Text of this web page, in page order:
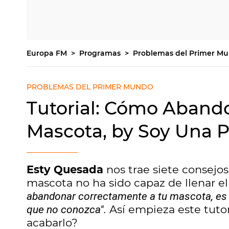
Europa FM Programas Problemas del Primer
PROBLEMAS DEL PRIMER MUNDO
Tutorial: Cómo
Mascota, by Soy Una
Esty Quesada nos trae siete
mascota no ha sido capaz de llenar
abandonar correctamente a tu mascota,
que no conozca". Así empieza este
acabarlo?